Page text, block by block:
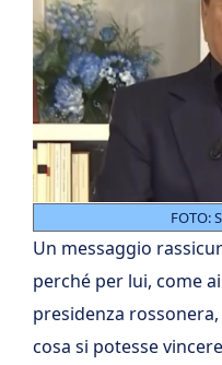
FOTO:
Un messaggio
perché per lui, come
presidenza
cosa si potesse